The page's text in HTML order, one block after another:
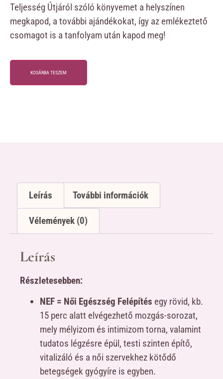
Teljesség Útjáról szóló könyvemet a helyszínen
megkapod, a további ajándékokat, így az emlékeztető
csomagot is a tanfolyam után kapod meg!
KOSÁRBA TESZEM
Leírás További információk
Vélemények (0)
Leírás
Részletesebben:
NEF = Női Egészség Felépítés egy rövid, kb.
15 perc alatt elvégezhető mozgás-sorozat,
mely mélyizom és intimizom torna, valamint
tudatos légzésre épül, testi szinten építő,
vitalizáló és a női szervekhez kötődő
betegségek gyógyíre is egyben.